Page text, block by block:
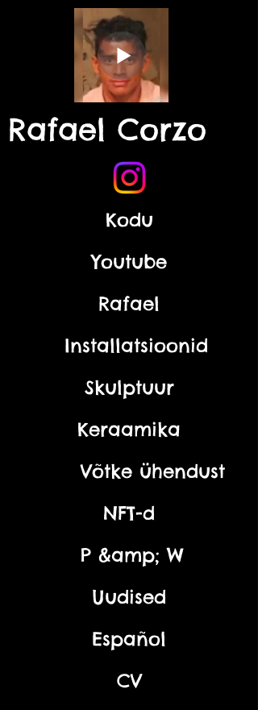
Rafael Corzo
Kodu
Youtube
Rafael
Installatsioonid
Skulptuur
Keraamika
Võtke ühendust
NFT-d
P &amp; W
Uudised
Español
CV